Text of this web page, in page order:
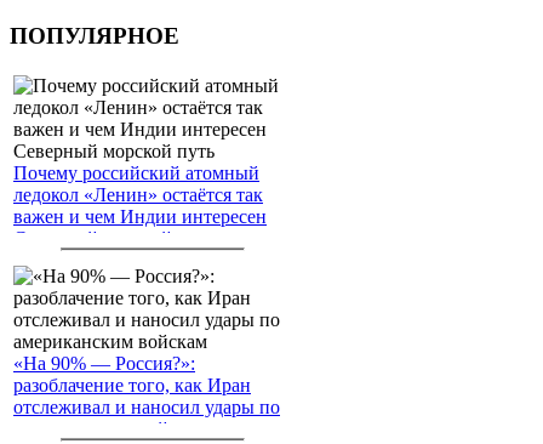
ПОПУЛЯРНОЕ
Почему российский атомный
ледокол «Ленин» остаётся так
важен и чем Индии интересен
Северный морской путь
«На 90% — Россия?»:
разоблачение того, как Иран
отслеживал и наносил удары по
американским войскам